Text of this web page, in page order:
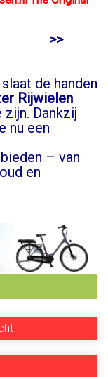
>>
de handen
Rijwielen
Dankzij
nu een
– van
en